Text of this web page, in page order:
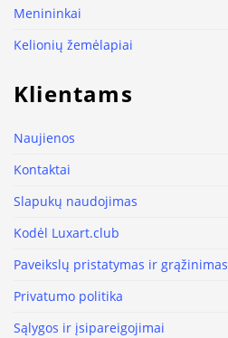
Menininkai
Kelionių žemėlapiai
Klientams
Naujienos
Kontaktai
Slapukų naudojimas
Kodėl Luxart.club
Paveikslų pristatymas ir grąžinimas
Privatumo politika
Sąlygos ir įsipareigojimai